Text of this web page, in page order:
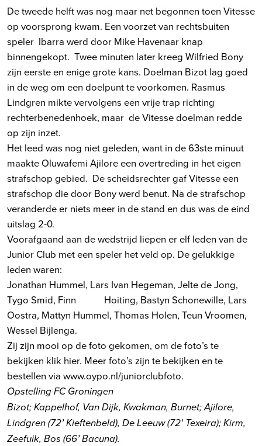
De tweede helft was nog maar net begonnen toen Vitesse
op voorsprong kwam. Een voorzet van rechtsbuiten
speler Ibarra werd door Mike Havenaar knap
binnengekopt. Twee minuten later kreeg Wilfried Bony
zijn eerste en enige grote kans. Doelman Bizot lag goed
in de weg om een doelpunt te voorkomen. Rasmus
Lindgren mikte vervolgens een vrije trap richting
rechterbenedenhoek, maar de Vitesse doelman redde
op zijn inzet.
Het leed was nog niet geleden, want in de 63ste minuut
maakte Oluwafemi Ajilore een overtreding in het eigen
strafschop gebied. De scheidsrechter gaf Vitesse een
strafschop die door Bony werd benut. Na de strafschop
veranderde er niets meer in de stand en dus was de eind
uitslag 2-0.
Voorafgaand aan de wedstrijd liepen er elf leden van de
Junior Club met een speler het veld op. De gelukkige
leden waren:
Jonathan Hummel, Lars Ivan Hegeman, Jelte de Jong,
Tygo Smid, Finn Hoiting, Bastyn Schonewille, Lars
Oostra, Mattyn Hummel, Thomas Holen, Teun Vroomen,
Wessel Bijlenga.
Zij zijn mooi op de foto gekomen, om de foto’s te
bekijken klik hier. Meer foto’s zijn te bekijken en te
bestellen via www.oypo.nl/juniorclubfoto.
Opstelling FC Groningen
Bizot; Kappelhof, Van Dijk, Kwakman, Burnet; Ajilore,
Lindgren (72’ Kieftenbeld), De Leeuw (72’ Texeira); Kirm,
Zeefuik, Bos (66’ Bacuna).